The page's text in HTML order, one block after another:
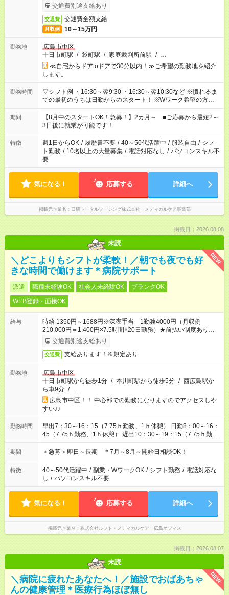
交通費別途支給あり
交通費 交通費全額支給
月収例 10～15万円
勤務地
広島市中区
十日市町駅 / 袋町駅 / 家庭裁判所前駅 / …
≪自宅からドアtoドアで30分以内！≫ご希望の勤務地を紹介
します。
勤務時間
▽シフト例 ・16:30～翌9:30 ・16:30～翌10:30など ※慣れるま
での最初のうちは日勤からのスタート！ ※Wワーク希望の方へ
今ご覧のお仕事で希望する勤務時間と、もう1つのお仕事の勤務
時間。 合計で週40時間を超える場合は応募できません。
期間
【8月中のスタートOK！急募！】2カ月～ ■ご応募から最短2～
3日後に就業が可能です！
特徴 週1日からOK / 履歴書不要 / 40～50代活躍中 / 服装自由 / シフ
ト勤務 / 10名以上の大量募集 / 電話対応なし / パソコンスキル不
要
気になる！ 応募する 詳細へ
掲載元企業名 日研トータルソーシング株式会社 メディカルケア事業部
掲載日：2026.08.08
未読
NEW
＼どこよりもシフトが柔軟！／朝でも夜でも好
きな時間で働けます＊病院サポート
派遣 職種未経験OK 社会人未経験OK
ブランクOK
WEB登録・面接OK
給与
時給 1350円～1688円※深夜手当 1勤務4000円（月収例
210,000円＝1,400円×7.5時間×20日勤務）★前払い制度あり
（会社規定内）
交通費別途支給あり
交通費 支給あります！※規定あり
勤務地
広島市中区
十日市町駅から徒歩1分 / 本川町駅から徒歩5分 / 西広島駅か
ら車9分 / …
広島市中区！！ 中心部での勤務になりますのでアクセスしや
すい♪♪
勤務時間
早出7：30～16：15（7.75ｈ勤務、1ｈ休憩） 日勤8：00～16：
45（7.75ｈ勤務、1ｈ休憩） 遅出10：30～19：15（7.75ｈ勤
務、1ｈ休憩） 夜勤16：00～9：00（15ｈ勤務、2ｈ休憩）※月
4～5回
期間 ＜急募＞即日～長期 ＊7月～8月～開始日相談OK！
特徴 40～50代活躍中 / 副業・WワークOK / シフト勤務 / 電話対応な
し / パソコンスキル不要
気になる！ 応募する 詳細へ
掲載元企業名 株式会社ルフト・メディカルケア 広島オフィス
掲載日：2026.08.07
未読
NEW
＼病院に疲れたあなたへ！／施設でおばあちゃ
んの健康管理＊医療行為ほぼ無し